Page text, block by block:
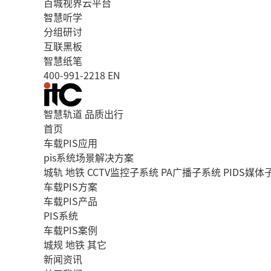
智慧听学
分组研讨
互联黑板
智慧纸笔
400-991-2218 EN
智慧轨道 品质出行
首页
车载PIS应用
pis系统场景解决方案
城轨地铁 CCTV监控子系统 PA广播子系统 PIDS媒体
车载PIS方案
车载PIS产品
PIS系统
车载PIS案例
城规地铁其它
新闻资讯